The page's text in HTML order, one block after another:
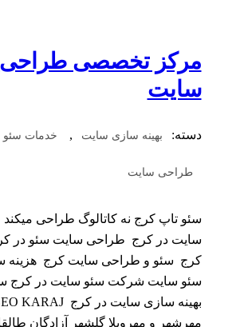
مرکز تخصصی
سایت
دسته: بهینه سازی سایت , خدمات سئو
طراحی سایت
سئو تاپ کرج نه کاتالوگ طراحی
سایت در کرج طراحی سایت سئو در
کرج سئو و طراحی سایت کرج هزینه
سئو سایت شرکت سئو سایت در کرج
مهرشهر و مهرویلا گلشهر آزادگان